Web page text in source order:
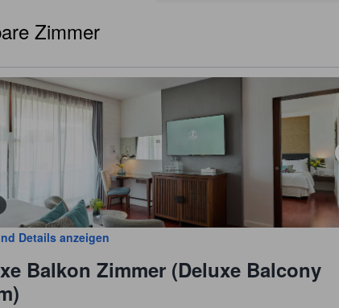
Zimmer
Details anzeigen
Balkon Zimmer (Deluxe Balcony